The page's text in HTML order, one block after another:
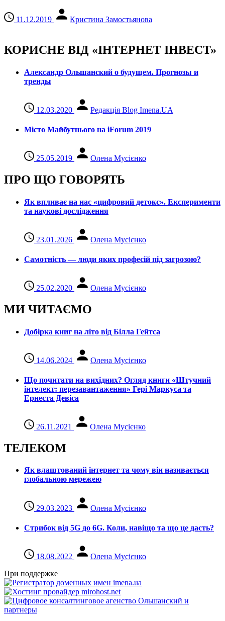
11.12.2019 Кристина Замостьянова
КОРИСНЕ ВІД «ІНТЕРНЕТ ІНВЕСТ»
Александр Ольшанский о будущем. Прогнозы и
тренды
12.03.2020 Редакція Blog Imena.UA
Місто Майбутнього на iForum 2019
25.05.2019 Олена Мусієнко
ПРО ЩО ГОВОРЯТЬ
Як впливає на нас «цифровий детокс». Експерименти
та наукові дослідження
23.01.2026 Олена Мусієнко
Самотність — люди яких професій під загрозою?
25.02.2020 Олена Мусієнко
МИ ЧИТАЄМО
Добірка книг на літо від Білла Гейтса
14.06.2024 Олена Мусієнко
Що почитати на вихідних? Огляд книги «Штучний
інтелект: перезавантаження» Гері Маркуса та
Ернеста Девіса
26.11.2021 Олена Мусієнко
ТЕЛЕКОМ
Як влаштований інтернет та чому він називається
глобальною мережею
29.03.2023 Олена Мусієнко
Стрибок від 5G до 6G. Коли, навіщо та що це даcть?
18.08.2022
Олена Мусієнко
При поддержке